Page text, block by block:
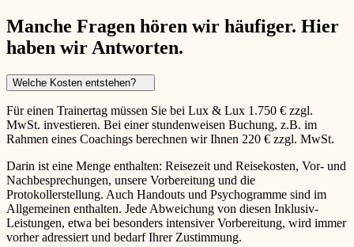
Manche Fragen hören wir häufiger. Hier
haben wir Antworten.
Welche Kosten entstehen?
Für einen Trainertag müssen Sie bei Lux & Lux 1.750 € zzgl.
MwSt. investieren. Bei einer stundenweisen Buchung, z.B. im
Rahmen eines Coachings berechnen wir Ihnen 220 € zzgl. MwSt.
Darin ist eine Menge enthalten: Reisezeit und Reisekosten, Vor- und
Nachbesprechungen, unsere Vorbereitung und die
Protokollerstellung. Auch Handouts und Psychogramme sind im
Allgemeinen enthalten. Jede Abweichung von diesen Inklusiv-
Leistungen, etwa bei besonders intensiver Vorbereitung, wird immer
vorher adressiert und bedarf Ihrer Zustimmung.